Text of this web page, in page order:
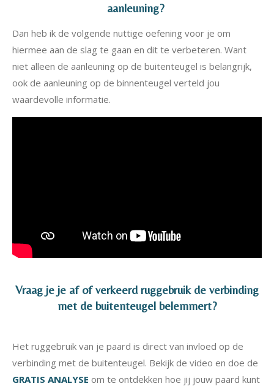
aanleuning?
Dan heb ik de volgende nuttige oefening voor je om
hiermee aan de slag te gaan en dit te verbeteren. Want
niet alleen de aanleuning op de buitenteugel is belangrijk,
ook de aanleuning op de binnenteugel verteld jou
waardevolle informatie.
Vraag je je af of verkeerd ruggebruik de verbinding
met de buitenteugel belemmert?
Het ruggebruik van je paard is direct van invloed op de
verbinding met de buitenteugel. Bekijk de video en doe de
GRATIS ANALYSE om te ontdekken hoe jij jouw paard kunt